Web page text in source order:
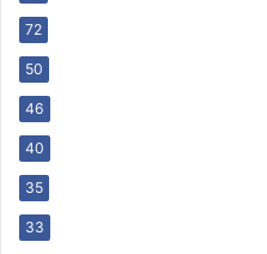
72
50
46
40
35
33